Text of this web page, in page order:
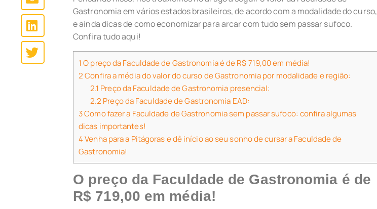
Gastronomia em vários estados brasileiros, de acordo com a modalidade do curso,
e ainda dicas de como economizar para arcar com tudo sem passar sufoco.
Confira tudo aqui!
1 O preço da Faculdade de Gastronomia é de R$ 719,00 em média!
2Confira a média do valor do curso de Gastronomia por modalidade e região:
2.1 Preço da Faculdade de Gastronomia presencial:
2.2 Preço da Faculdade de Gastronomia EAD:
3Como fazer a Faculdade de Gastronomia sem passar sufoco: confira algumas
dicas importantes!
4Venha para a Pitágoras e dê início ao seu sonho de cursar a Faculdade de
Gastronomia!
O preço da Faculdade de Gastronomia é de
R$ 719,00 em média!